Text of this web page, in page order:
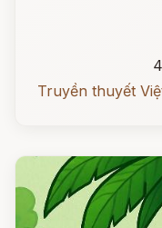
Truyền thuyết